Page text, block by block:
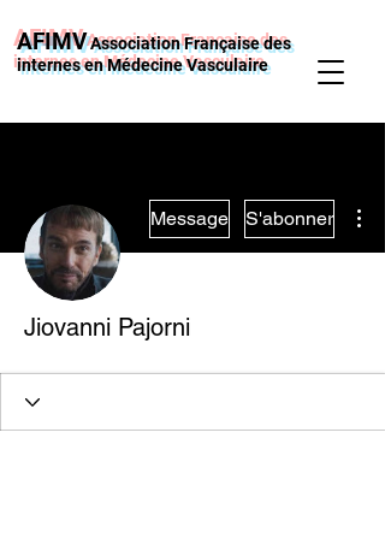
AFIMVAssociation Française des
internes en Médecine Vasculaire
Message S'abonner
Jiovanni Pajorni